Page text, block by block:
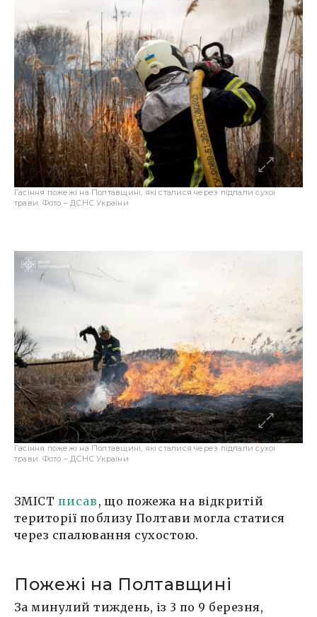
Гасіння пожежі на Полтавщині, які сталися через підпали сухої
трави. Фото – ДСНС України
Гасіння пожежі на Полтавщині, які сталися через підпали сухої
трави. Фото – ДСНС України
ЗМІСТ писав , що пожежа на відкритій
території поблизу Полтави могла статися
через спалювання сухостою.
Пожежі на Полтавщині
За минулий тиждень, із 3 по 9 березня,